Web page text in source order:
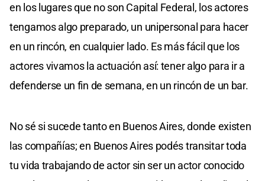
en los lugares que no son Capital Federal, los actores
tengamos algo preparado, un unipersonal para hacer
en un rincón, en cualquier lado. Es más fácil que los
actores vivamos la actuación así: tener algo para ir a
defenderse un fin de semana, en un rincón de un bar.
No sé si sucede tanto en Buenos Aires, donde existen
las compañías; en Buenos Aires podés transitar toda
tu vida trabajando de actor sin ser un actor conocido